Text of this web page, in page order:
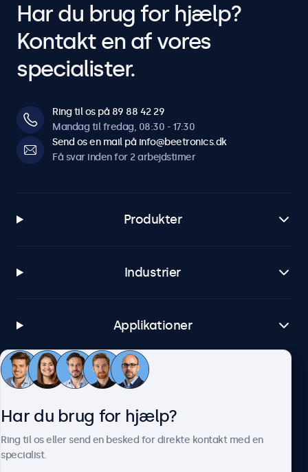
Har du brug for hjælp?
Kontakt en af vores
specialister.
Ring til os på 89 88 42 29
Mandag til fredag, 08:30 - 17:30
Send os en mail på info@beetronics.dk
Få svar inden for 2 arbejdstimer
Produkter
Industrier
Applikationer
Kundeservice
Har du brug for hjælp?
Ring til os eller send en besked for direkte kontakt med en
specialist.